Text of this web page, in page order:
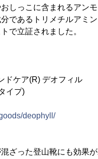
しっこに含まれるアン
であるトリメチルアミ
で立証されました。
ケア(R) デオフィル
イプ)
deophyll/
ざった登山靴にも効果